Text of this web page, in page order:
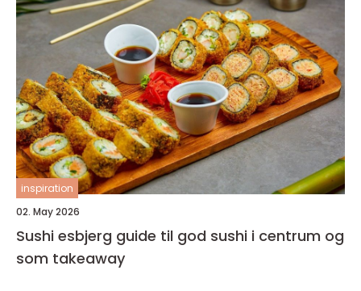
inspiration
02. May 2026
Sushi esbjerg guide til god sushi i centrum og
som takeaway